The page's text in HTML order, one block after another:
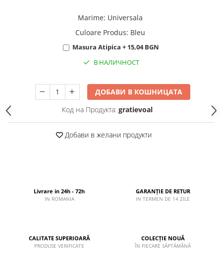
Marime: Universala
Culoare Produs: Bleu
Masura Atipica + 15,04 BGN
В НАЛИЧНОСТ
ДОБАВИ В КОШНИЦАТА
Код на Продукта: gratievoal
Добави в желани продукти
Livrare in 24h - 72h
IN ROMANIA
GARANȚIE DE RETUR
IN TERMEN DE 14 ZILE
CALITATE SUPERIOARĂ
PRODUSE VERIFICATE
COLECȚIE NOUĂ
ÎN FIECARE SĂPTĂMÂNĂ